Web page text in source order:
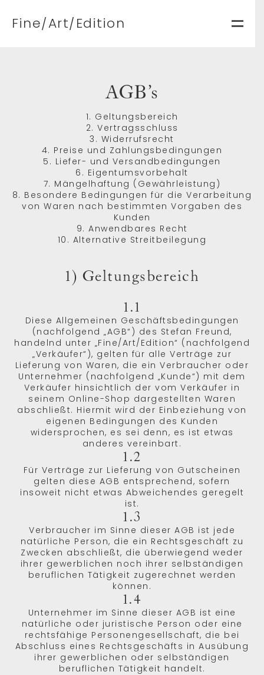
Fine/Art/Edition
AGB’s
1. Geltungsbereich
2. Vertragsschluss
3. Widerrufsrecht
4. Preise und Zahlungsbedingungen
5. Liefer- und Versandbedingungen
6. Eigentumsvorbehalt
7. Mängelhaftung (Gewährleistung)
8. Besondere Bedingungen für die Verarbeitung
von Waren nach bestimmten Vorgaben des
Kunden
9. Anwendbares Recht
10. Alternative Streitbeilegung
1) Geltungsbereich
1.1
Diese Allgemeinen Geschäftsbedingungen
(nachfolgend „AGB“) des Stefan Freund,
handelnd unter „Fine/Art/Edition“ (nachfolgend
„Verkäufer“), gelten für alle Verträge zur
Lieferung von Waren, die ein Verbraucher oder
Unternehmer (nachfolgend „Kunde“) mit dem
Verkäufer hinsichtlich der vom Verkäufer in
seinem Online-Shop dargestellten Waren
abschließt. Hiermit wird der Einbeziehung von
eigenen Bedingungen des Kunden
widersprochen, es sei denn, es ist etwas
anderes vereinbart.
1.2
Für Verträge zur Lieferung von Gutscheinen
gelten diese AGB entsprechend, sofern
insoweit nicht etwas Abweichendes geregelt
ist.
1.3
Verbraucher im Sinne dieser AGB ist jede
natürliche Person, die ein Rechtsgeschäft zu
Zwecken abschließt, die überwiegend weder
ihrer gewerblichen noch ihrer selbständigen
beruflichen Tätigkeit zugerechnet werden
können.
1.4
Unternehmer im Sinne dieser AGB ist eine
natürliche oder juristische Person oder eine
rechtsfähige Personengesellschaft, die bei
Abschluss eines Rechtsgeschäfts in Ausübung
ihrer gewerblichen oder selbständigen
beruflichen Tätigkeit handelt.